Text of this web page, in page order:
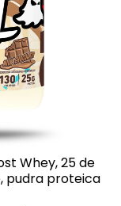
Whey, 25 de
pudra proteica